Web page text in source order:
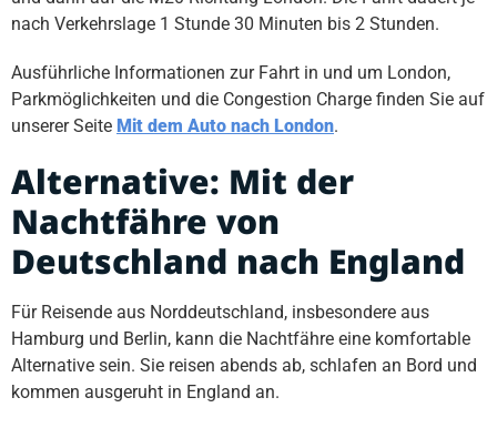
nach Verkehrslage 1 Stunde 30 Minuten bis 2 Stunden.
Ausführliche Informationen zur Fahrt in und um London,
Parkmöglichkeiten und die Congestion Charge finden Sie auf
unserer Seite Mit dem Auto nach London.
Alternative: Mit der
Nachtfähre von
Deutschland nach England
Für Reisende aus Norddeutschland, insbesondere aus
Hamburg und Berlin, kann die Nachtfähre eine komfortable
Alternative sein. Sie reisen abends ab, schlafen an Bord und
kommen ausgeruht in England an.